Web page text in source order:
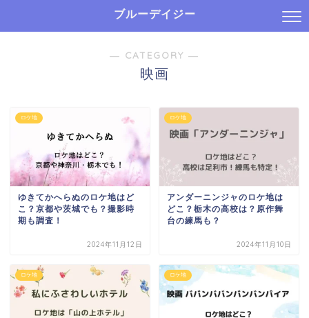
ブルーデイジー
― CATEGORY ―
映画
ロケ地
ゆきてかへらぬのロケ地はど
こ？京都や茨城でも？撮影時
期も調査！
2024年11月12日
ロケ地
アンダーニンジャのロケ地は
どこ？栃木の高校は？原作舞
台の練馬も？
2024年11月10日
ロケ地 ロケ地